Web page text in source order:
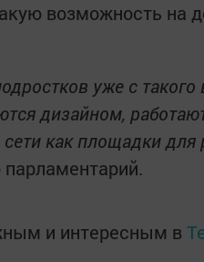
возможность на
уже с
дизайном,
как площадки
и интересным в